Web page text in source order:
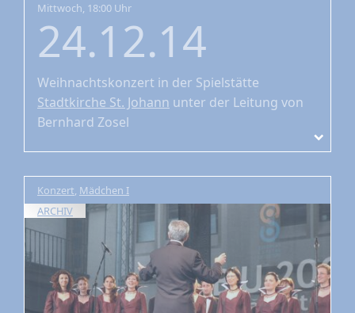
Mittwoch, 18:00 Uhr
24.12.14
Weihnachtskonzert in der Spielstätte
Stadtkirche St. Johann unter der Leitung von
Bernhard Zosel
Konzert, Mädchen I
ARCHIV